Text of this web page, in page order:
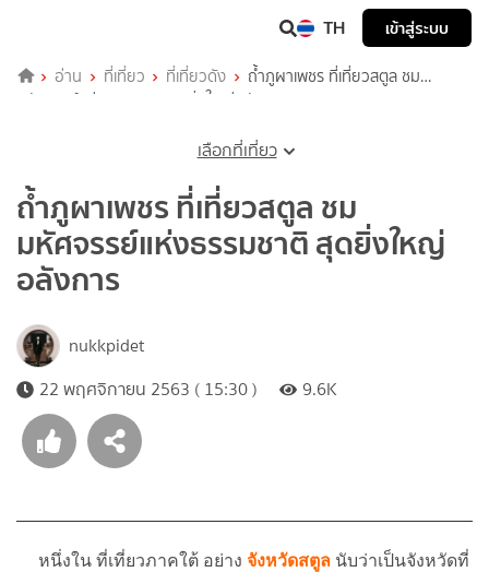
TH เข้าสู่ระบบ
อ่าน ที่เที่ยว ที่เที่ยวดัง
ถ้ำภูผาเพชร ที่เที่ยวสตูล ชม
มหัศจรรย์แห่งธรรมชาติ สุดยิ่งใหญ่อลังการ
เลือกที่เที่ยว
ถ้ำภูผาเพชร ที่เที่ยวสตูล ชม
มหัศจรรย์แห่งธรรมชาติ สุดยิ่งใหญ่
อลังการ
nukkpidet
22 พฤศจิกายน 2563 ( 15:30 )
9.6K
หนึ่งใน ที่เที่ยวภาคใต้ อย่าง จังหวัดสตูล นับว่าเป็นจังหวัดที่